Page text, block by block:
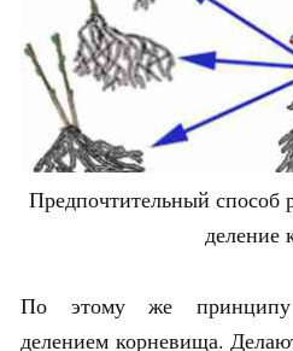
Предпочтительный
деление
По этому же принципу
делением корневища.